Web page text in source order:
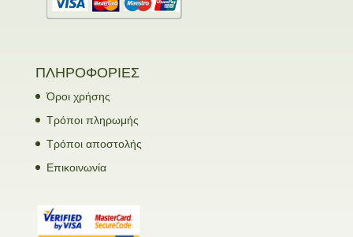
ΠΛΗΡΟΦΟΡΙΕΣ
Όροι χρήσης
Τρόποι πληρωμής
Τρόποι αποστολής
Επικοινωνία